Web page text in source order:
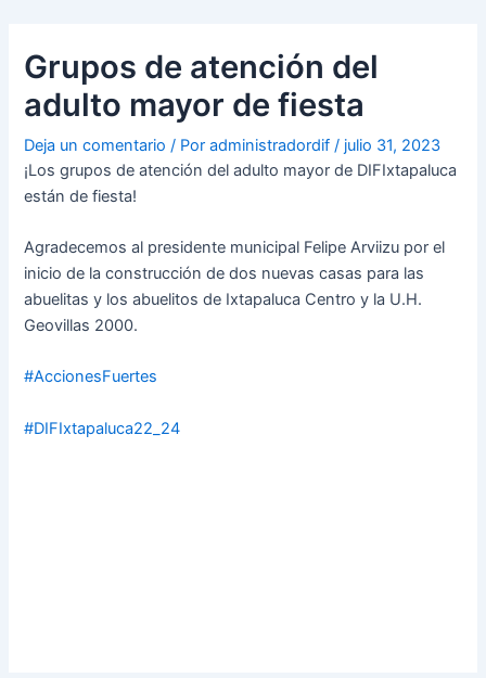
contenido
Grupos de atención del
adulto mayor de fiesta
Deja un comentario / Poradministradordif/ julio 31, 2023
¡Los grupos de atención del adulto mayor de DIFIxtapaluca
están de fiesta!
Agradecemos al presidente municipal Felipe Arviizu por el
inicio de la construcción de dos nuevas casas para las
abuelitas y los abuelitos de Ixtapaluca Centro y la U.H.
Geovillas 2000.
#AccionesFuertes
#DIFIxtapaluca22_24
entradas